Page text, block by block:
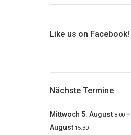
Like us on Facebook!
Nächste Termine
Mittwoch 5. August 8:00 –
August 15:30